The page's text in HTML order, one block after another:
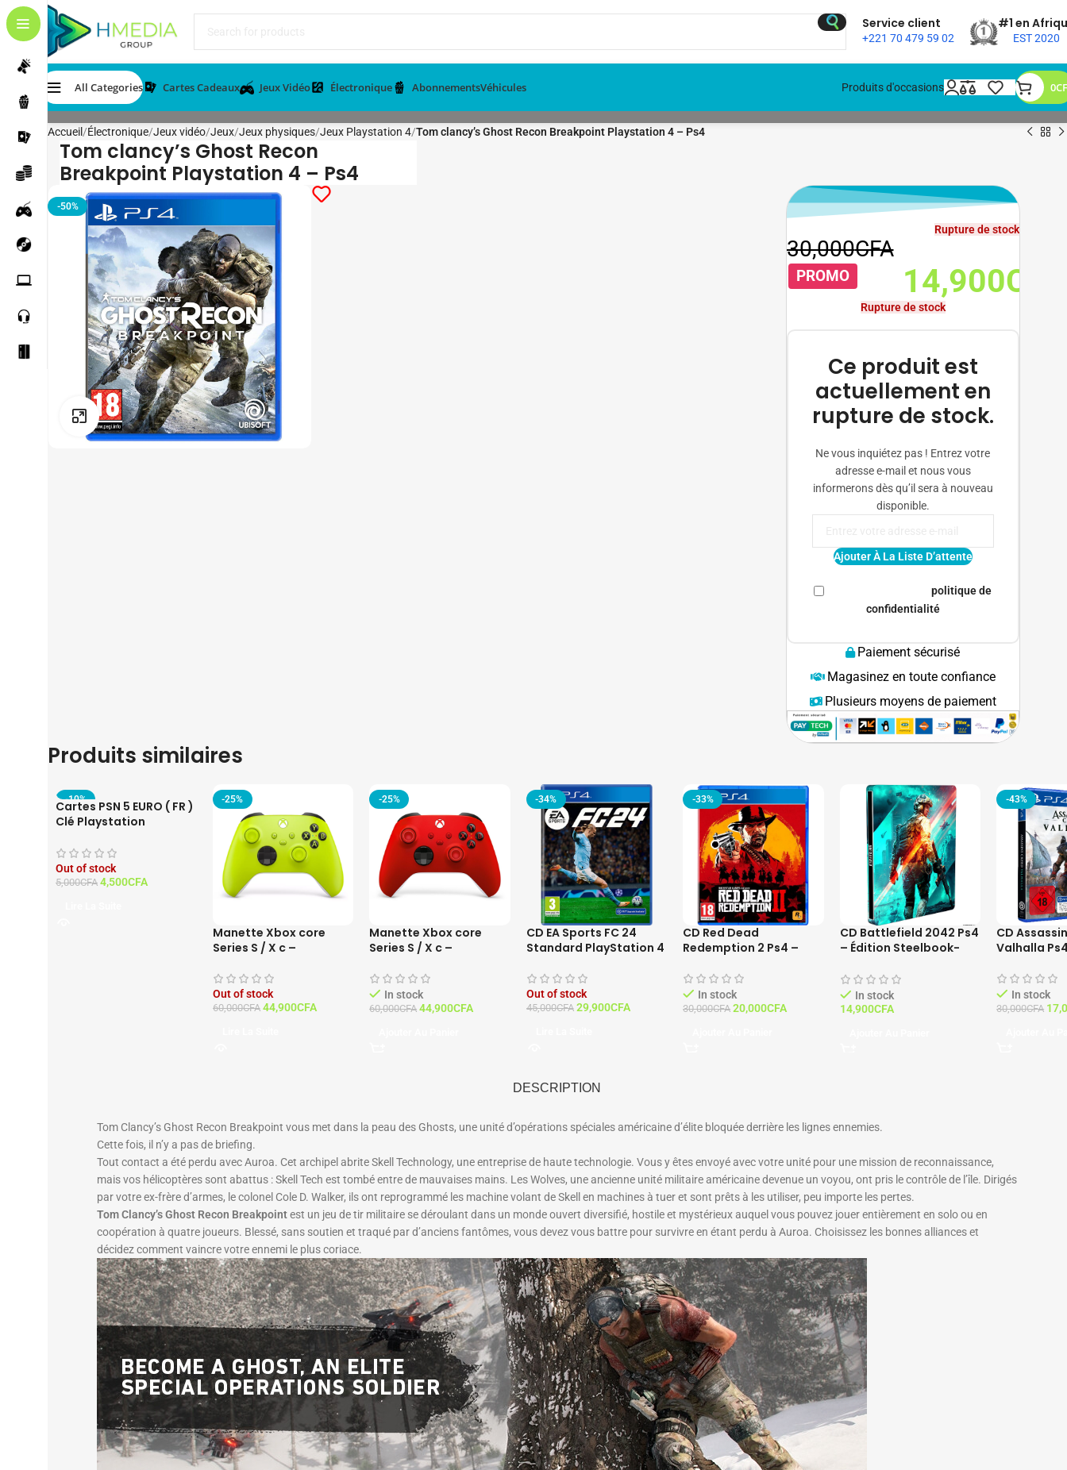
Service client
+221 70 479 59 02
#1 en
EST 2020
All Categories Cartes Cadeaux Jeux Vidéo Électronique AbonnementsVéhicules Produits d'occasions 0
Accueil Électronique Jeux vidéo Jeux Jeux physiques Jeux Playstation 4 Tom clancy’s Ghost Recon Breakpoint Playstation 4 – Ps4
Tom clancy’s Ghost Recon
Breakpoint Playstation 4 – Ps4
-50%
Click to enlarge
Rupture de stock
30,000CFA
PROMO 14,900CFA
Rupture de stock
Ce produit est
actuellement en
rupture de stock.
Ne vous inquiétez pas ! Entrez votre
adresse e-mail et nous vous
informerons dès qu’il sera à nouveau
disponible.
Ajouter À La Liste D’attente
J'ai lu et j'accepte lespolitique de
confidentialité
Paiement sécurisé
Magasinez en toute confiance
Plusieurs moyens de paiement
Produits similaires
-10%
Cartes PSN 5 EURO ( FR )
Clé Playstation
Out of stock
5,000CFA 4,500CFA
-25%
Manette Xbox core
Series S / X c –
VOLT
Out of stock
60,000CFA 44,900CFA
-25%
Manette Xbox core
Series S / X c –
In stock
60,000CFA 44,900CFA
-34%
CD EA Sports FC 24
Standard PlayStation 4
Out of stock
45,000CFA 29,900CFA
-33%
CD Red Dead
Redemption 2 Ps4 –
Français
In stock
30,000CFA 20,000CFA
CD Battlefield 2042 Ps4
– Édition Steelbook-
Français
In stock
14,900CFA
-43%
CD
Valhalla
Français
In stock
30,000CFA
DESCRIPTION
Tom Clancy’s Ghost Recon Breakpoint vous met dans la peau des Ghosts, une unité d’opérations spéciales américaine d’élite bloquée derrière les lignes ennemies.
Cette fois, il n’y a pas de briefing.
Tout contact a été perdu avec Auroa. Cet archipel abrite Skell Technology, une entreprise de haute technologie. Vous y êtes envoyé avec votre unité pour une mission de reconnaissance,
mais vos hélicoptères sont abattus : Skell Tech est tombé entre de mauvaises mains. Les Wolves, une ancienne unité militaire américaine devenue un voyou, ont pris le contrôle de l’île. Dirigés
par votre ex-frère d’armes, le colonel Cole D. Walker, ils ont reprogrammé les machine volant de Skell en machines à tuer et sont prêts à les utiliser, peu importe les pertes.
Tom Clancy’s Ghost Recon Breakpointest un jeu de tir militaire se déroulant dans un monde ouvert diversifié, hostile et mystérieux auquel vous pouvez jouer entièrement en solo ou en
coopération à quatre joueurs. Blessé, sans soutien et traqué par d’anciens fantômes, vous devez vous battre pour survivre en étant perdu à Auroa. Choisissez les bonnes alliances et
décidez comment vaincre votre ennemi le plus coriace.